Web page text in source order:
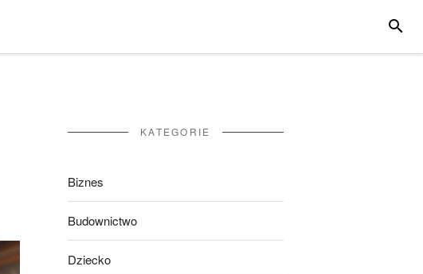
KATEGORIE
Biznes
Budownictwo
Dziecko